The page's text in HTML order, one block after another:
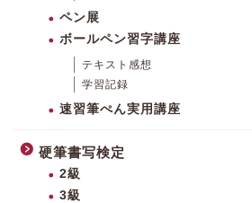
ペン展
ボールペン習字講座
テキスト感想
学習記録
速習筆ぺん実用講座
硬筆書写検定
2級
3級